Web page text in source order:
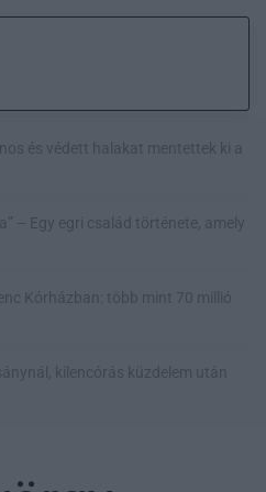
és védett halakat mentettek ki a
– Egy egri család története, amely
Kórházban: több mint 70 millió
kilencórás küzdelem után